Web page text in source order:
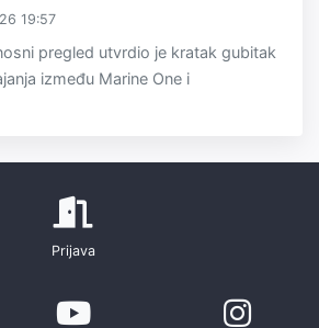
19:57
pregled utvrdio je kratak gubitak
između Marine One i
Prijava